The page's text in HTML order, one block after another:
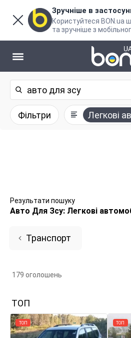
Зручніше в
Користуйтеся BON.ua
та зручніше з
Фільтри Легкові
Результати пошуку
Авто Для Зсу: Легкові
Транспорт
179 оголошень
ТОП
ТОП ТОП